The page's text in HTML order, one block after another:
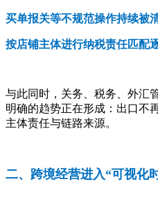
买单报关等不规范操作持续被
按店铺主体进行纳税责任匹配
与此同时，关务、税务、外汇
明确的趋势正在形成：出口不
主体责任与链路来源。
二、跨境经营进入“可视化